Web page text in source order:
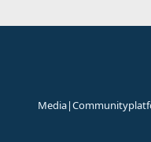
Community
|
Media